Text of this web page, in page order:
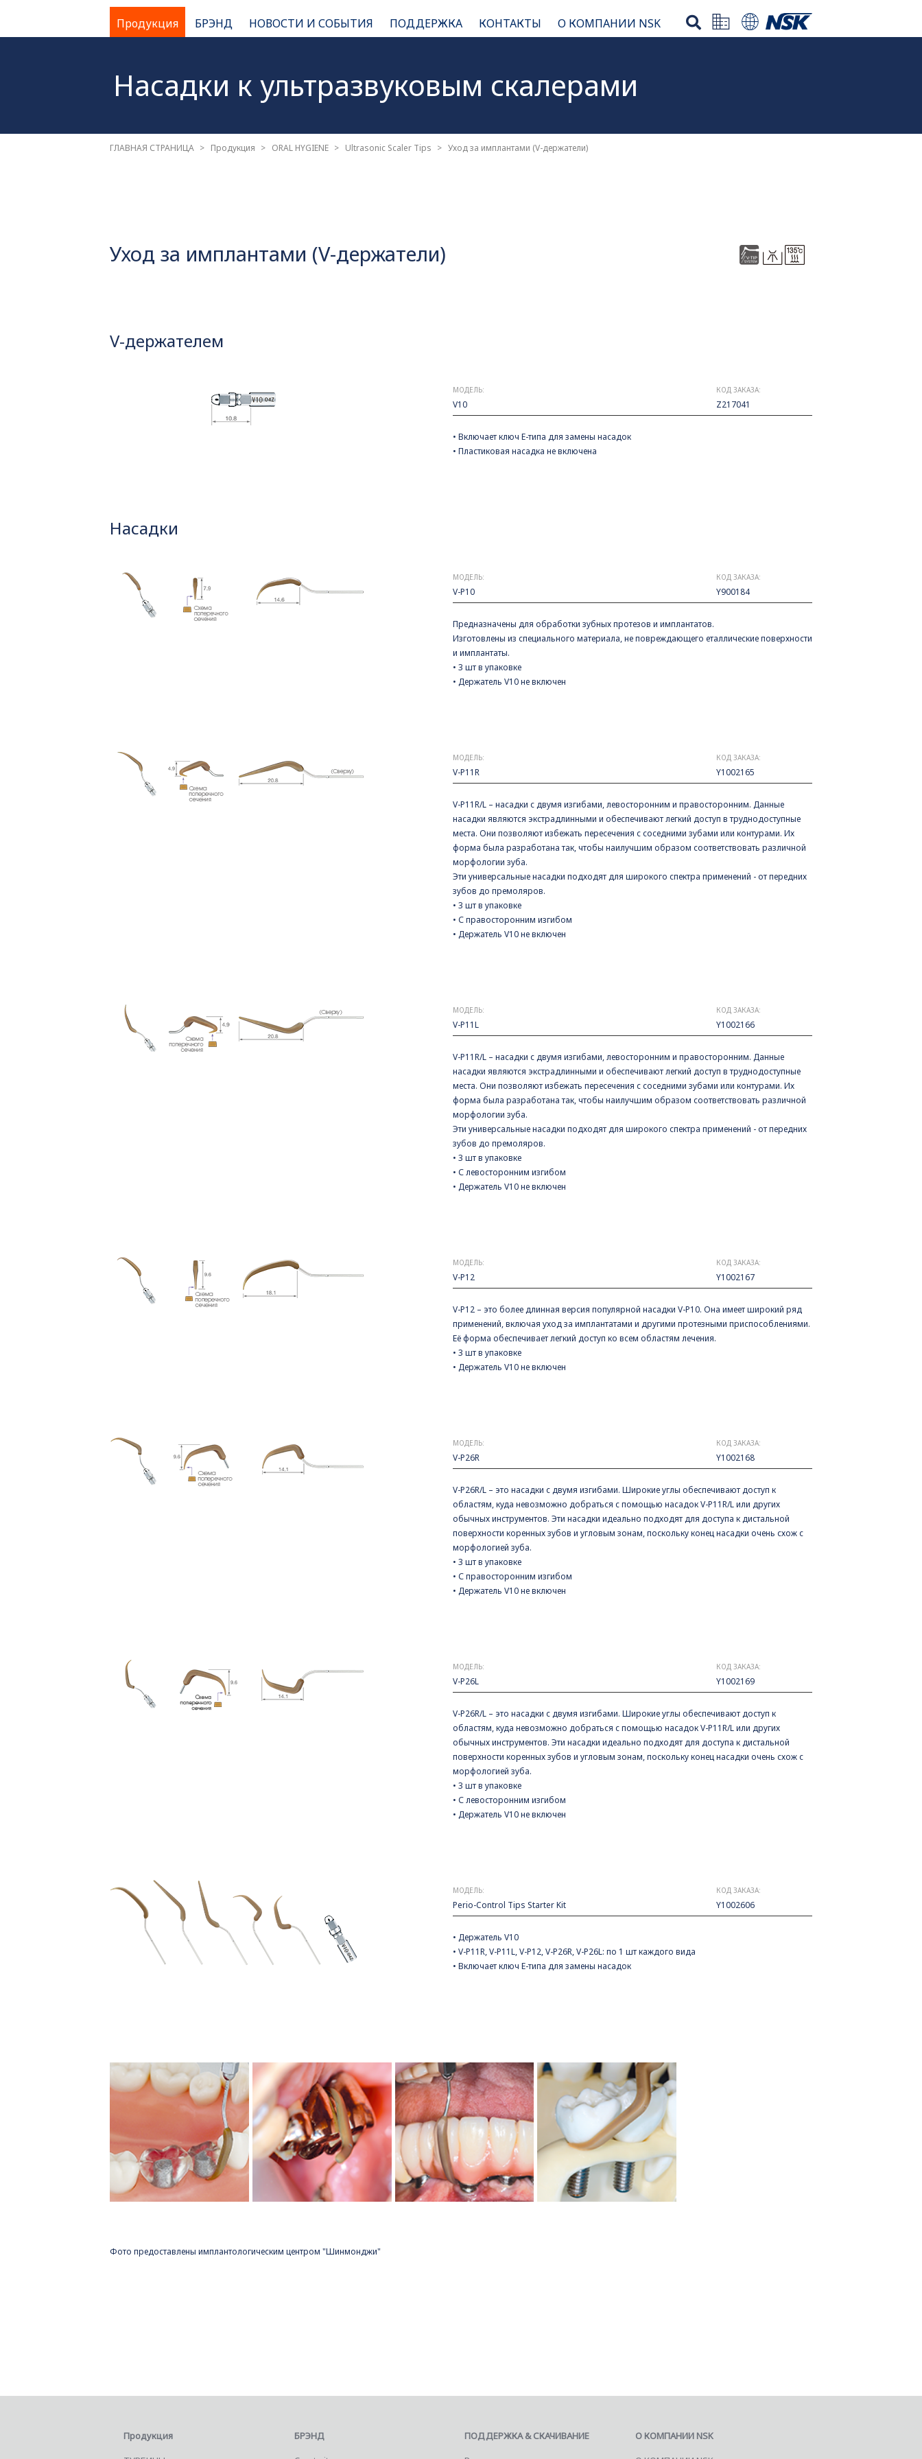
Продукция БРЭНД НОВОСТИ И СОБЫТИЯ ПОДДЕРЖКА КОНТАКТЫ О КОМПАНИИ NSK
Насадки к ультразвуковым скалерами
ГЛАВНАЯ СТРАНИЦА Продукция ORAL HYGIENE Ultrasonic Scaler Tips Уход за имплантами (V-держатели)
Уход за имплантами (V-держатели)
V-держателем
МОДЕЛЬ:
V10
КОД ЗАКАЗА:
Z217041
• Включает ключ Е-типа для замены насадок
• Пластиковая насадка не включена
Насадки
МОДЕЛЬ:
V-P10
КОД ЗАКАЗА:
Y900184
Предназначены для обработки зубных протезов и имплантатов.
Изготовлены из специального материала, не повреждающего еталлические поверхности
и имплантаты.
• 3 шт в упаковке
• Держатель V10 не включен
МОДЕЛЬ:
V-P11R
КОД ЗАКАЗА:
Y1002165
V-P11R/L – насадки с двумя изгибами, левосторонним и правосторонним. Данные
насадки являются экстрадлинными и обеспечивают легкий доступ в труднодоступные
места. Они позволяют избежать пересечения с соседними зубами или контурами. Их
форма была разработана так, чтобы наилучшим образом соответствовать различной
морфологии зуба.
Эти универсальные насадки подходят для широкого спектра применений - от передних
зубов до премоляров.
• 3 шт в упаковке
• С правосторонним изгибом
• Держатель V10 не включен
МОДЕЛЬ:
V-P11L
КОД ЗАКАЗА:
Y1002166
V-P11R/L – насадки с двумя изгибами, левосторонним и правосторонним. Данные
насадки являются экстрадлинными и обеспечивают легкий доступ в труднодоступные
места. Они позволяют избежать пересечения с соседними зубами или контурами. Их
форма была разработана так, чтобы наилучшим образом соответствовать различной
морфологии зуба.
Эти универсальные насадки подходят для широкого спектра применений - от передних
зубов до премоляров.
• 3 шт в упаковке
• С левосторонним изгибом
• Держатель V10 не включен
МОДЕЛЬ:
V-P12
КОД ЗАКАЗА:
Y1002167
V-P12 – это более длинная версия популярной насадки V-P10. Она имеет широкий ряд
применений, включая уход за имплантатами и другими протезными приспособлениями.
Её форма обеспечивает легкий доступ ко всем областям лечения.
• 3 шт в упаковке
• Держатель V10 не включен
МОДЕЛЬ:
V-P26R
КОД ЗАКАЗА:
Y1002168
V-P26R/L – это насадки с двумя изгибами. Широкие углы обеспечивают доступ к
областям, куда невозможно добраться с помощью насадок V-P11R/L или других
обычных инструментов. Эти насадки идеально подходят для доступа к дистальной
поверхности коренных зубов и угловым зонам, поскольку конец насадки очень схож с
морфологией зуба.
• 3 шт в упаковке
• С правосторонним изгибом
• Держатель V10 не включен
МОДЕЛЬ:
V-P26L
КОД ЗАКАЗА:
Y1002169
V-P26R/L – это насадки с двумя изгибами. Широкие углы обеспечивают доступ к
областям, куда невозможно добраться с помощью насадок V-P11R/L или других
обычных инструментов. Эти насадки идеально подходят для доступа к дистальной
поверхности коренных зубов и угловым зонам, поскольку конец насадки очень схож с
морфологией зуба.
• 3 шт в упаковке
• С левосторонним изгибом
• Держатель V10 не включен
МОДЕЛЬ:
Perio-Control Tips Starter Kit
КОД ЗАКАЗА:
Y1002606
• Держатель V10
• V-P11R, V-P11L, V-P12, V-P26R, V-P26L: по 1 шт каждого вида
• Включает ключ Е-типа для замены насадок
Фото предоставлены имплантологическим центром "Шинмонджи"
Продукция
БРЭНД
ПОДДЕРЖКА & СКАЧИВАНИЕ
О КОМПАНИИ NSK